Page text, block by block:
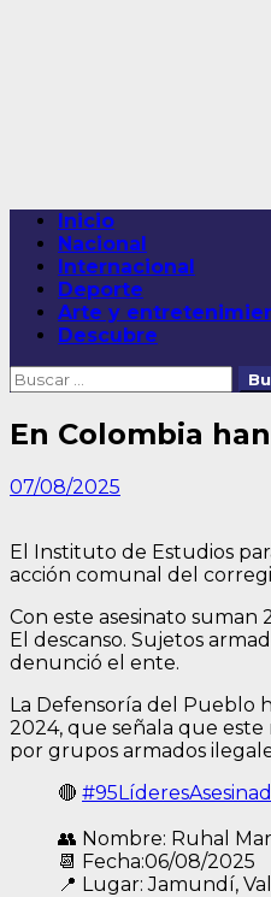
Menú
principal
Inicio
Nacional
Internacional
Deporte
Arte y
Descubre
Buscar:
En Colombia
07/08/2025
El Instituto de Estudios
acción comunal del
Con este asesinato suman
El descanso. Sujetos
denunció el ente.
La Defensoría del Pueblo
2024, que señala que
por grupos armados
🔴
👥 Nombre: Ruhal
📆 Fecha:06/08/2025
📍 Lugar: Jamundí,